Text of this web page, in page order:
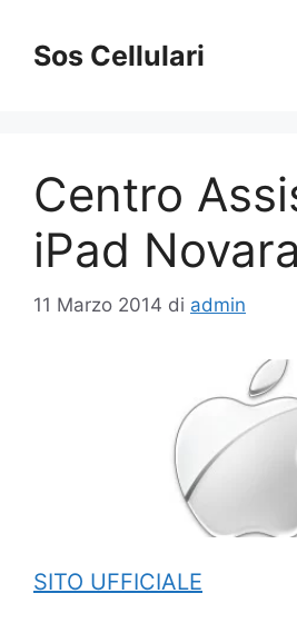
contenuto
Sos Cellulari
Centro
iPad Novara
11 Marzo 2014 di admin
SITO UFFICIALE